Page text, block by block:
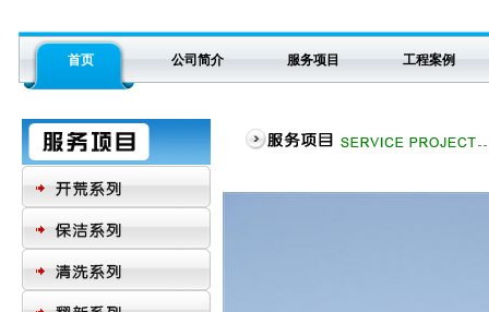
首页 公司简介 服务项目 工程案例